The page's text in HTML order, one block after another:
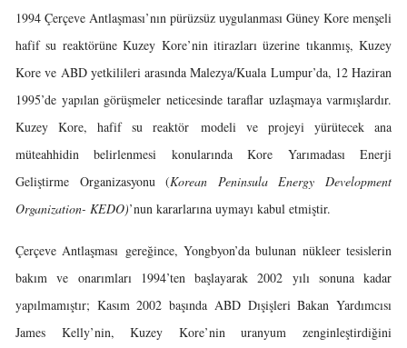
1994 Çerçeve Antlaşması’nın pürüzsüz uygulanması Güney Kore menşeli
hafif su reaktörüne Kuzey Kore’nin itirazları üzerine tıkanmış, Kuzey
Kore ve ABD yetkilileri arasında Malezya/Kuala Lumpur’da, 12 Haziran
1995’de yapılan görüşmeler neticesinde taraflar uzlaşmaya varmışlardır.
Kuzey Kore, hafif su reaktör modeli ve projeyi yürütecek ana
müteahhidin belirlenmesi konularında Kore Yarımadası Enerji
Geliştirme Organizasyonu (Korean Peninsula Energy Development
Organization- KEDO)’nun kararlarına uymayı kabul etmiştir.
Çerçeve Antlaşması gereğince, Yongbyon’da bulunan nükleer tesislerin
bakım ve onarımları 1994’ten başlayarak 2002 yılı sonuna kadar
yapılmamıştır; Kasım 2002 başında ABD Dışişleri Bakan Yardımcısı
James Kelly’nin, Kuzey Kore’nin uranyum zenginleştirdiğini